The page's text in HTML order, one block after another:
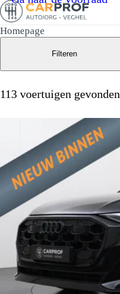
Homepage
113 voertuigen gevonden
Filteren